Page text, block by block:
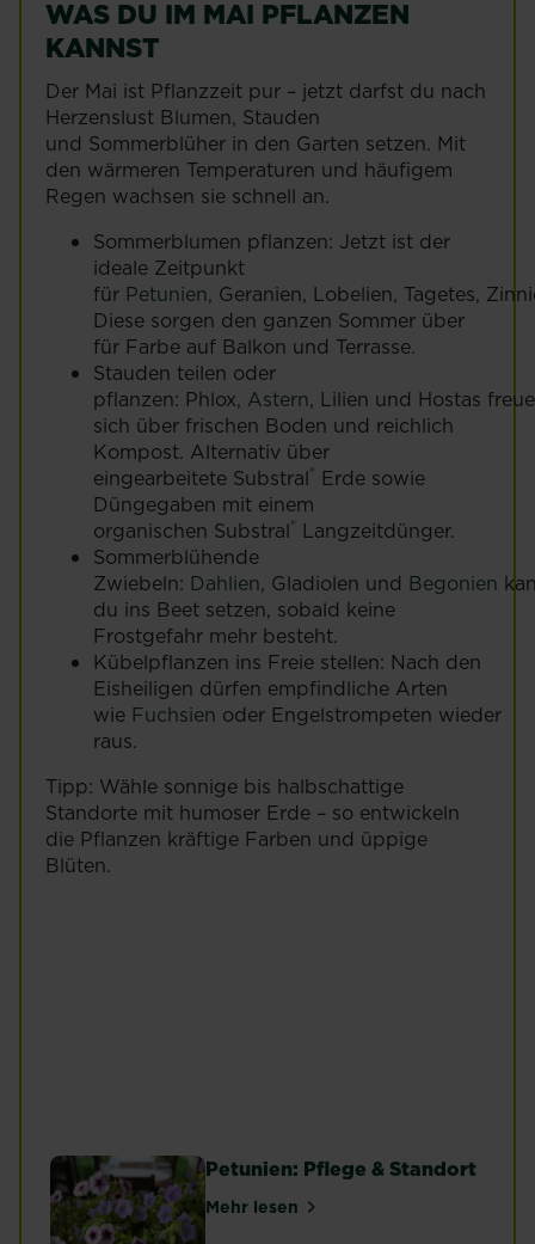
WAS DU IM MAI PFLANZEN
KANNST
Der Mai ist Pflanzzeit pur – jetzt darfst du nach
Herzenslust Blumen, Stauden
und Sommerblüher in den Garten setzen. Mit
den wärmeren Temperaturen und häufigem
Regen wachsen sie schnell an.
Sommerblumen pflanzen: Jetzt ist der
ideale Zeitpunkt
für Petunien, Geranien, Lobelien, Tagetes,
Diese sorgen den ganzen Sommer über
für Farbe auf Balkon und Terrasse.
Stauden teilen oder
pflanzen: Phlox, Astern, Lilien und Hostas
sich über frischen Boden und reichlich
Kompost. Alternativ über
eingearbeitete Substral® Erde sowie
Düngegaben mit einem
organischen Substral® Langzeitdünger.
Sommerblühende
Zwiebeln: Dahlien, Gladiolen und Begonien
du ins Beet setzen, sobald keine
Frostgefahr mehr besteht.
Kübelpflanzen ins Freie stellen: Nach den
Eisheiligen dürfen empfindliche Arten
wie Fuchsien oder Engelstrompeten wieder
raus.
Tipp: Wähle sonnige bis halbschattige
Standorte mit humoser Erde – so entwickeln
die Pflanzen kräftige Farben und üppige
Blüten.
Petunien: Pflege & Standort
Mehr lesenüber Petunien: Pflege &